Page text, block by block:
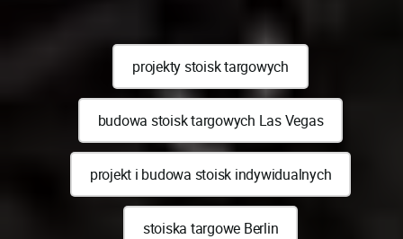
projekty stoisk targowych
budowa stoisk targowych Las Vegas
projekt i budowa stoisk indywidualnych
stoiska targowe Berlin